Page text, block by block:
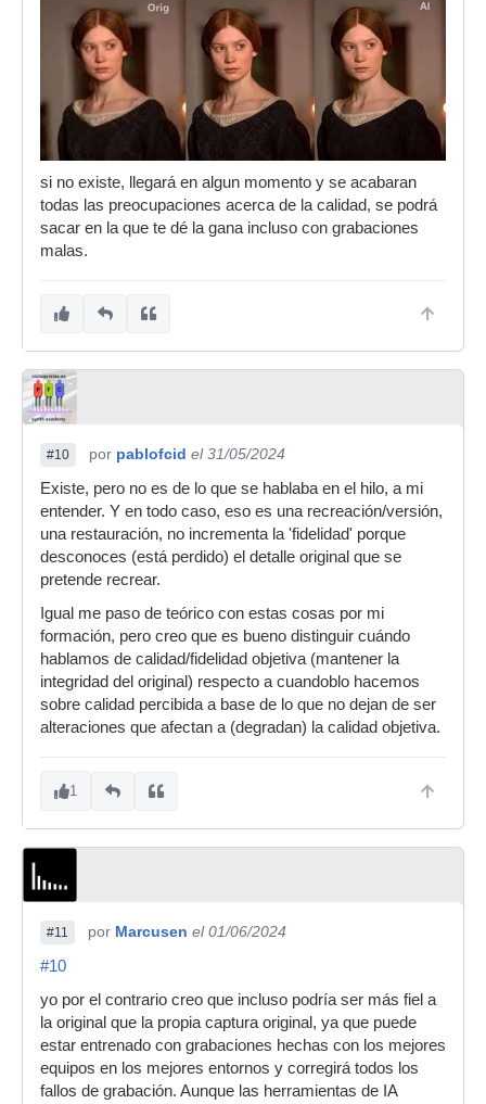
si no existe, llegará en algun momento y se acabaran
todas las preocupaciones acerca de la calidad, se podrá
sacar en la que te dé la gana incluso con grabaciones
malas.
#10 por pablofcid el 31/05/2024
Existe, pero no es de lo que se hablaba en el hilo, a mi
entender. Y en todo caso, eso es una recreación/versión,
una restauración, no incrementa la 'fidelidad' porque
desconoces (está perdido) el detalle original que se
pretende recrear.
Igual me paso de teórico con estas cosas por mi
formación, pero creo que es bueno distinguir cuándo
hablamos de calidad/fidelidad objetiva (mantener la
integridad del original) respecto a cuandoblo hacemos
sobre calidad percibida a base de lo que no dejan de ser
alteraciones que afectan a (degradan) la calidad objetiva.
1
#11 por Marcusen el 01/06/2024
#10
yo por el contrario creo que incluso podría ser más fiel a
la original que la propia captura original, ya que puede
estar entrenado con grabaciones hechas con los mejores
equipos en los mejores entornos y corregirá todos los
fallos de grabación. Aunque las herramientas de IA